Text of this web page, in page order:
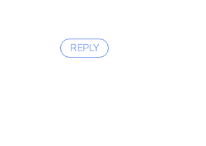
REPLY